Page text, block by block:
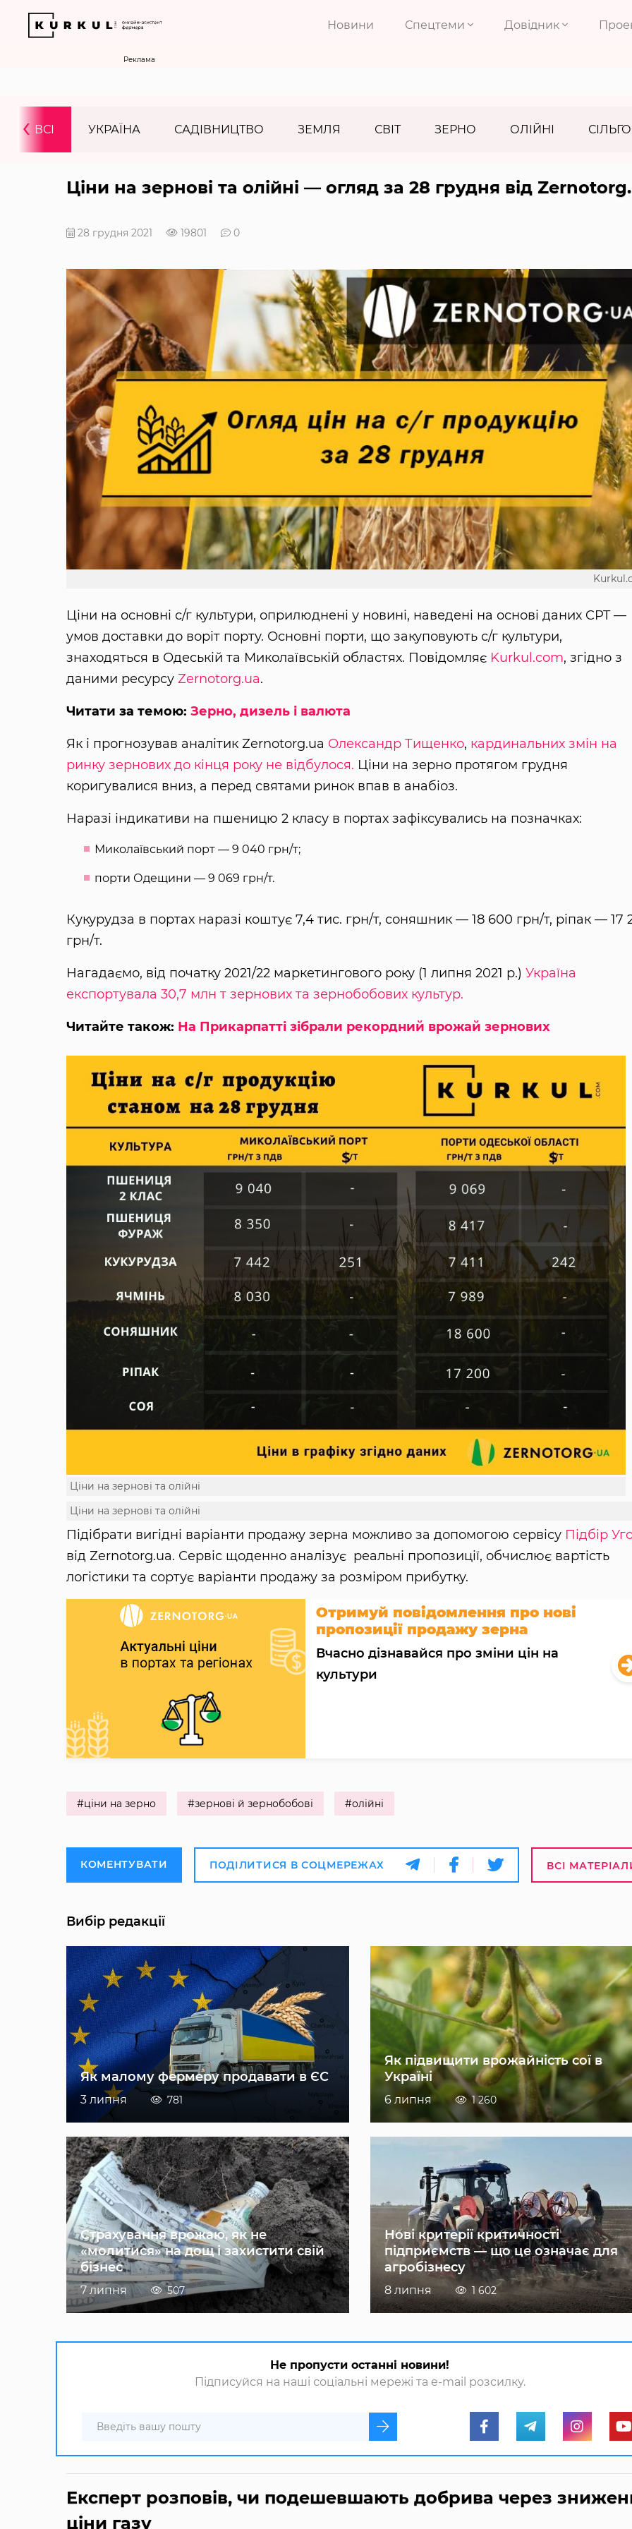
Новини Спецтеми Довідник
Реклама
ВСІ УКРАЇНА САДІВНИЦТВО ЗЕМЛЯ СВІТ ЗЕРНО ОЛІЙНІ
‹
Ціни на зернові та олійні — огляд за 28 грудня від
28 грудня 2021 19801 0
Ціни на основні с/г культури, оприлюднені у новині, наведені на основі даних CPT —
умов доставки до воріт порту. Основні порти, що закуповують с/г культури,
знаходяться в Одеській та Миколаївській областях. Повідомляє Kurkul.com, згідно з
даними ресурсу Zernotorg.ua.
Читати за темою: Зерно, дизель і валюта
Як і прогнозував аналітик Zernotorg.ua Олександр Тищенко, кардинальних змін на
ринку зернових до кінця року не відбулося. Ціни на зерно протягом грудня
коригувалися вниз, а перед святами ринок впав в анабіоз.
Наразі індикативи на пшеницю 2 класу в портах зафіксувались на позначках:
Миколаївський порт — 9 040 грн/т;
порти Одещини — 9 069 грн/т.
Кукурудза в портах наразі коштує 7,4 тис. грн/т, соняшник — 18 600 грн/т, ріпак — 17
грн/т.
Нагадаємо, від початку 2021/22 маркетингового року (1 липня 2021 р.) Україна
експортувала 30,7 млн т зернових та зернобобових культур.
Читайте також: На Прикарпатті зібрали рекордний врожай зернових
Ціни на зернові та олійні
Ціни на зернові та олійні
Підібрати вигідні варіанти продажу зерна можливо за допомогою сервісу Підбір
від Zernotorg.ua. Сервіс щоденно аналізує реальні пропозиції, обчислює вартість
логістики та сортує варіанти продажу за розміром прибутку.
Отримуй повідомлення про нові
пропозиції продажу зерна
Вчасно дізнавайся про зміни цін на
культури
#ціни на зерно #зернові й зернобобові #олійні
КОМЕНТУВАТИ ПОДІЛИТИСЯ В СОЦМЕРЕЖАХ ВСІ
Вибір редакції
Як малому фермеру продавати в ЄС
3 липня 781
Як підвищити врожайність сої в
Україні
6 липня 1 260
Страхування врожаю, як не
«молитися» на дощ і захистити свій
бізнес
7 липня 507
Нові критерії критичності
підприємств — що це означає для
агробізнесу
8 липня 1 602
Не пропусти останні новини!
Підписуйся на наші соціальні мережі та e-mail розсилку.
Експерт розповів, чи подешевшають добрива через
ціни газу